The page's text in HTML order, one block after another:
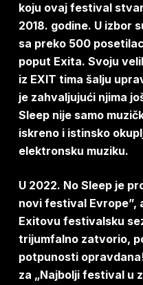
koju ovaj festival
2018. godine. U izbor
sa preko 500
poput Exita. Svoju
iz EXIT tima šalju
je zahvaljujući njima
Sleep nije samo
iskreno i istinsko
elektronsku muziku.
U 2022. No Sleep je
novi festival Evrope”,
Exitovu festivalsku
trijumfalno zatvorio,
potpunosti
za „Najbolji festival u